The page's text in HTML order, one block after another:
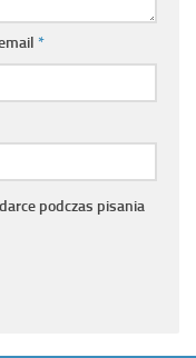
*
podczas pisania